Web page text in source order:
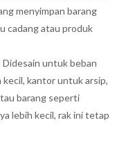
menyimpan barang
cadang atau produk
Didesain untuk beban
kecil, kantor untuk arsip,
barang seperti
lebih kecil, rak ini tetap